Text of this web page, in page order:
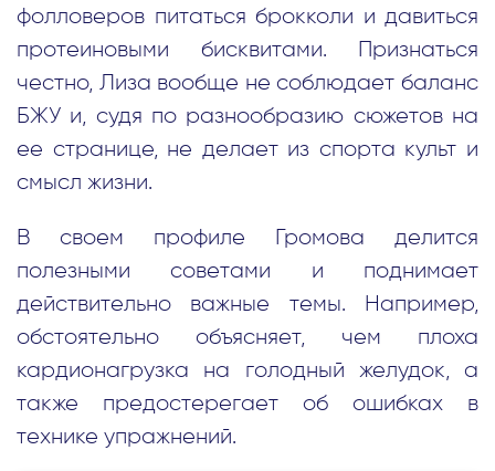
фолловеров питаться брокколи и давиться
протеиновыми бисквитами. Признаться
честно, Лиза вообще не соблюдает баланс
БЖУ и, судя по разнообразию сюжетов на
ее странице, не делает из спорта культ и
смысл жизни.
В своем профиле Громова делится
полезными советами и поднимает
действительно важные темы. Например,
обстоятельно объясняет, чем плоха
кардионагрузка на голодный желудок, а
также предостерегает об ошибках в
технике упражнений.